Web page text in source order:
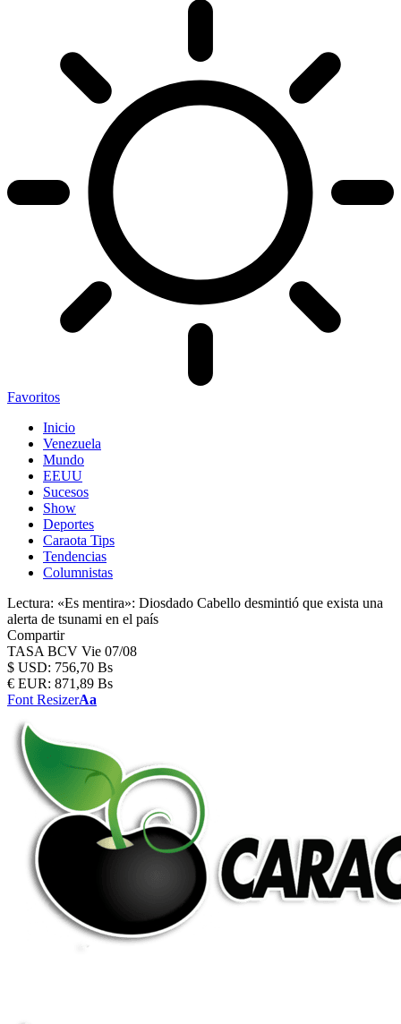
Favoritos
Inicio
Venezuela
Mundo
EEUU
Sucesos
Show
Deportes
Caraota Tips
Tendencias
Columnistas
Lectura: «Es mentira»: Diosdado Cabello desmintió que exista una
alerta de tsunami en el país
Compartir
TASA BCV Vie 07/08
$ USD: 756,70 Bs
€ EUR: 871,89 Bs
Font ResizerAa